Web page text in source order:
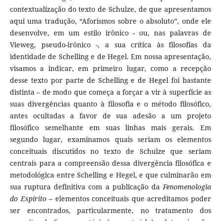
contextualização do texto de Schulze, de que apresentamos
aqui uma tradução, “Aforismos sobre o absoluto”, onde ele
desenvolve, em um estilo irônico - ou, nas palavras de
Vieweg, pseudo-irônico -, a sua crítica às filosofias da
identidade de Schelling e de Hegel. Em nossa apresentação,
visamos a indicar, em primeiro lugar, como a recepção
desse texto por parte de Schelling e de Hegel foi bastante
distinta – de modo que começa a forçar a vir à superfície as
suas divergências quanto à filosofia e o método filosófico,
antes ocultadas a favor de sua adesão a um projeto
filosófico semelhante em suas linhas mais gerais. Em
segundo lugar, examinamos quais seriam os elementos
conceituais discutidos no texto de Schulze que seriam
centrais para a compreensão dessa divergência filosófica e
metodológica entre Schelling e Hegel, e que culminarão em
sua ruptura definitiva com a publicação daFenomenologia
do Espírito– elementos conceituais que acreditamos poder
ser encontrados, particularmente, no tratamento dos